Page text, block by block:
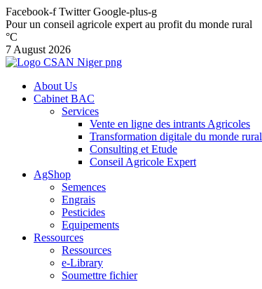
Facebook-f Twitter Google-plus-g
Pour un conseil agricole expert au profit du monde rural
°C
7 August 2026
About Us
Cabinet BAC
Services
Vente en ligne des intrants Agricoles
Transformation digitale du monde rural
Consulting et Etude
Conseil Agricole Expert
AgShop
Semences
Engrais
Pesticides
Equipements
Ressources
Ressources
e-Library
Soumettre fichier